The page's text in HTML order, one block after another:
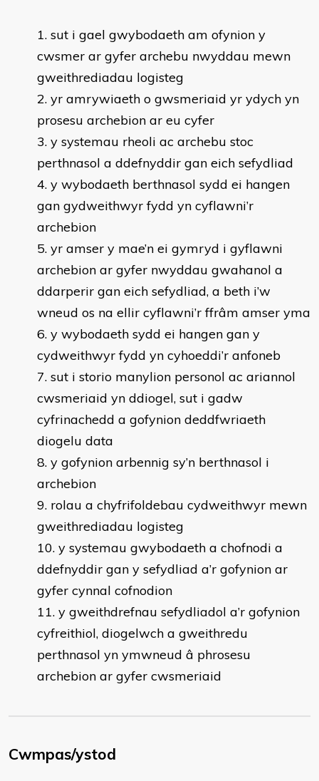
​sut i gael gwybodaeth am ofynion y
cwsmer ar gyfer archebu nwyddau mewn
gweithrediadau logisteg
yr amrywiaeth o gwsmeriaid yr ydych yn
prosesu archebion ar eu cyfer
y systemau rheoli ac archebu stoc
perthnasol a ddefnyddir gan eich sefydliad
y wybodaeth berthnasol sydd ei hangen
gan gydweithwyr fydd yn cyflawni’r
archebion
yr amser y mae’n ei gymryd i gyflawni
archebion ar gyfer nwyddau gwahanol a
ddarperir gan eich sefydliad, a beth i’w
wneud os na ellir cyflawni’r ffrâm amser yma
y wybodaeth sydd ei hangen gan y
cydweithwyr fydd yn cyhoeddi’r anfoneb
sut i storio manylion personol ac ariannol
cwsmeriaid yn ddiogel, sut i gadw
cyfrinachedd a gofynion deddfwriaeth
diogelu data
y gofynion arbennig sy’n berthnasol i
archebion
rolau a chyfrifoldebau cydweithwyr mewn
gweithrediadau logisteg
y systemau gwybodaeth a chofnodi a
ddefnyddir gan y sefydliad a’r gofynion ar
gyfer cynnal cofnodion
y gweithdrefnau sefydliadol a’r gofynion
cyfreithiol, diogelwch a gweithredu
perthnasol yn ymwneud â phrosesu
archebion ar gyfer cwsmeriaid
Cwmpas/ystod